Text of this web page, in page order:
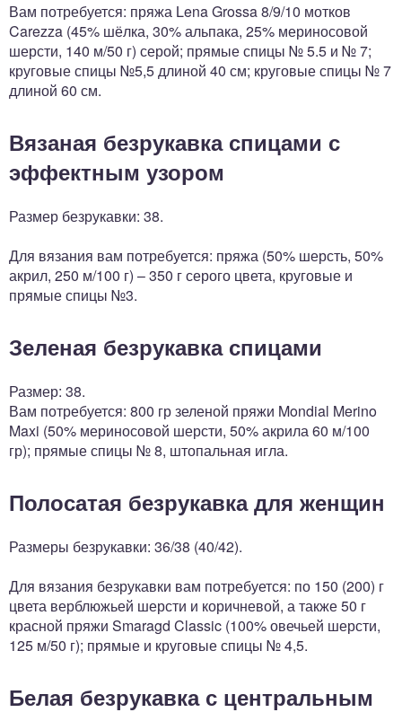
Вам потребуется: пряжа Lena Grossa 8/9/10 мотков
Carezza (45% шёлка, 30% альпака, 25% мериносовой
шерсти, 140 м/50 г) серой; прямые спицы № 5.5 и № 7;
круговые спицы №5,5 длиной 40 см; круговые спицы № 7
длиной 60 см.
Вязаная безрукавка спицами с
эффектным узором
Размер безрукавки: 38.
Для вязания вам потребуется: пряжа (50% шерсть, 50%
акрил, 250 м/100 г) – 350 г серого цвета, круговые и
прямые спицы №3.
Зеленая безрукавка спицами
Размер: 38.
Вам потребуется: 800 гр зеленой пряжи Mondial Merino
Maxi (50% мериносовой шерсти, 50% акрила 60 м/100
гр); прямые спицы № 8, штопальная игла.
Полосатая безрукавка для женщин
Размеры безрукавки: 36/38 (40/42).
Для вязания безрукавки вам потребуется: по 150 (200) г
цвета верблюжьей шерсти и коричневой, а так­же 50 г
красной пряжи Smaragd Classic (100% овечьей шерсти,
125 м/50 г); прямые и круговые спицы № 4,5.
Белая безрукавка с центральным